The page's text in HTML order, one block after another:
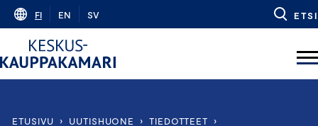
Skip
content
FI EN SV ETSI
ETUSIVU › UUTISHUONE › TIEDOTTEET
›